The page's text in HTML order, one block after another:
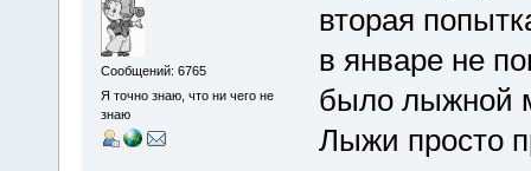
Сообщений: 6765
Я точно знаю, что ни чего не
знаю
вторая
в январе не
было лыжной
Лыжи просто